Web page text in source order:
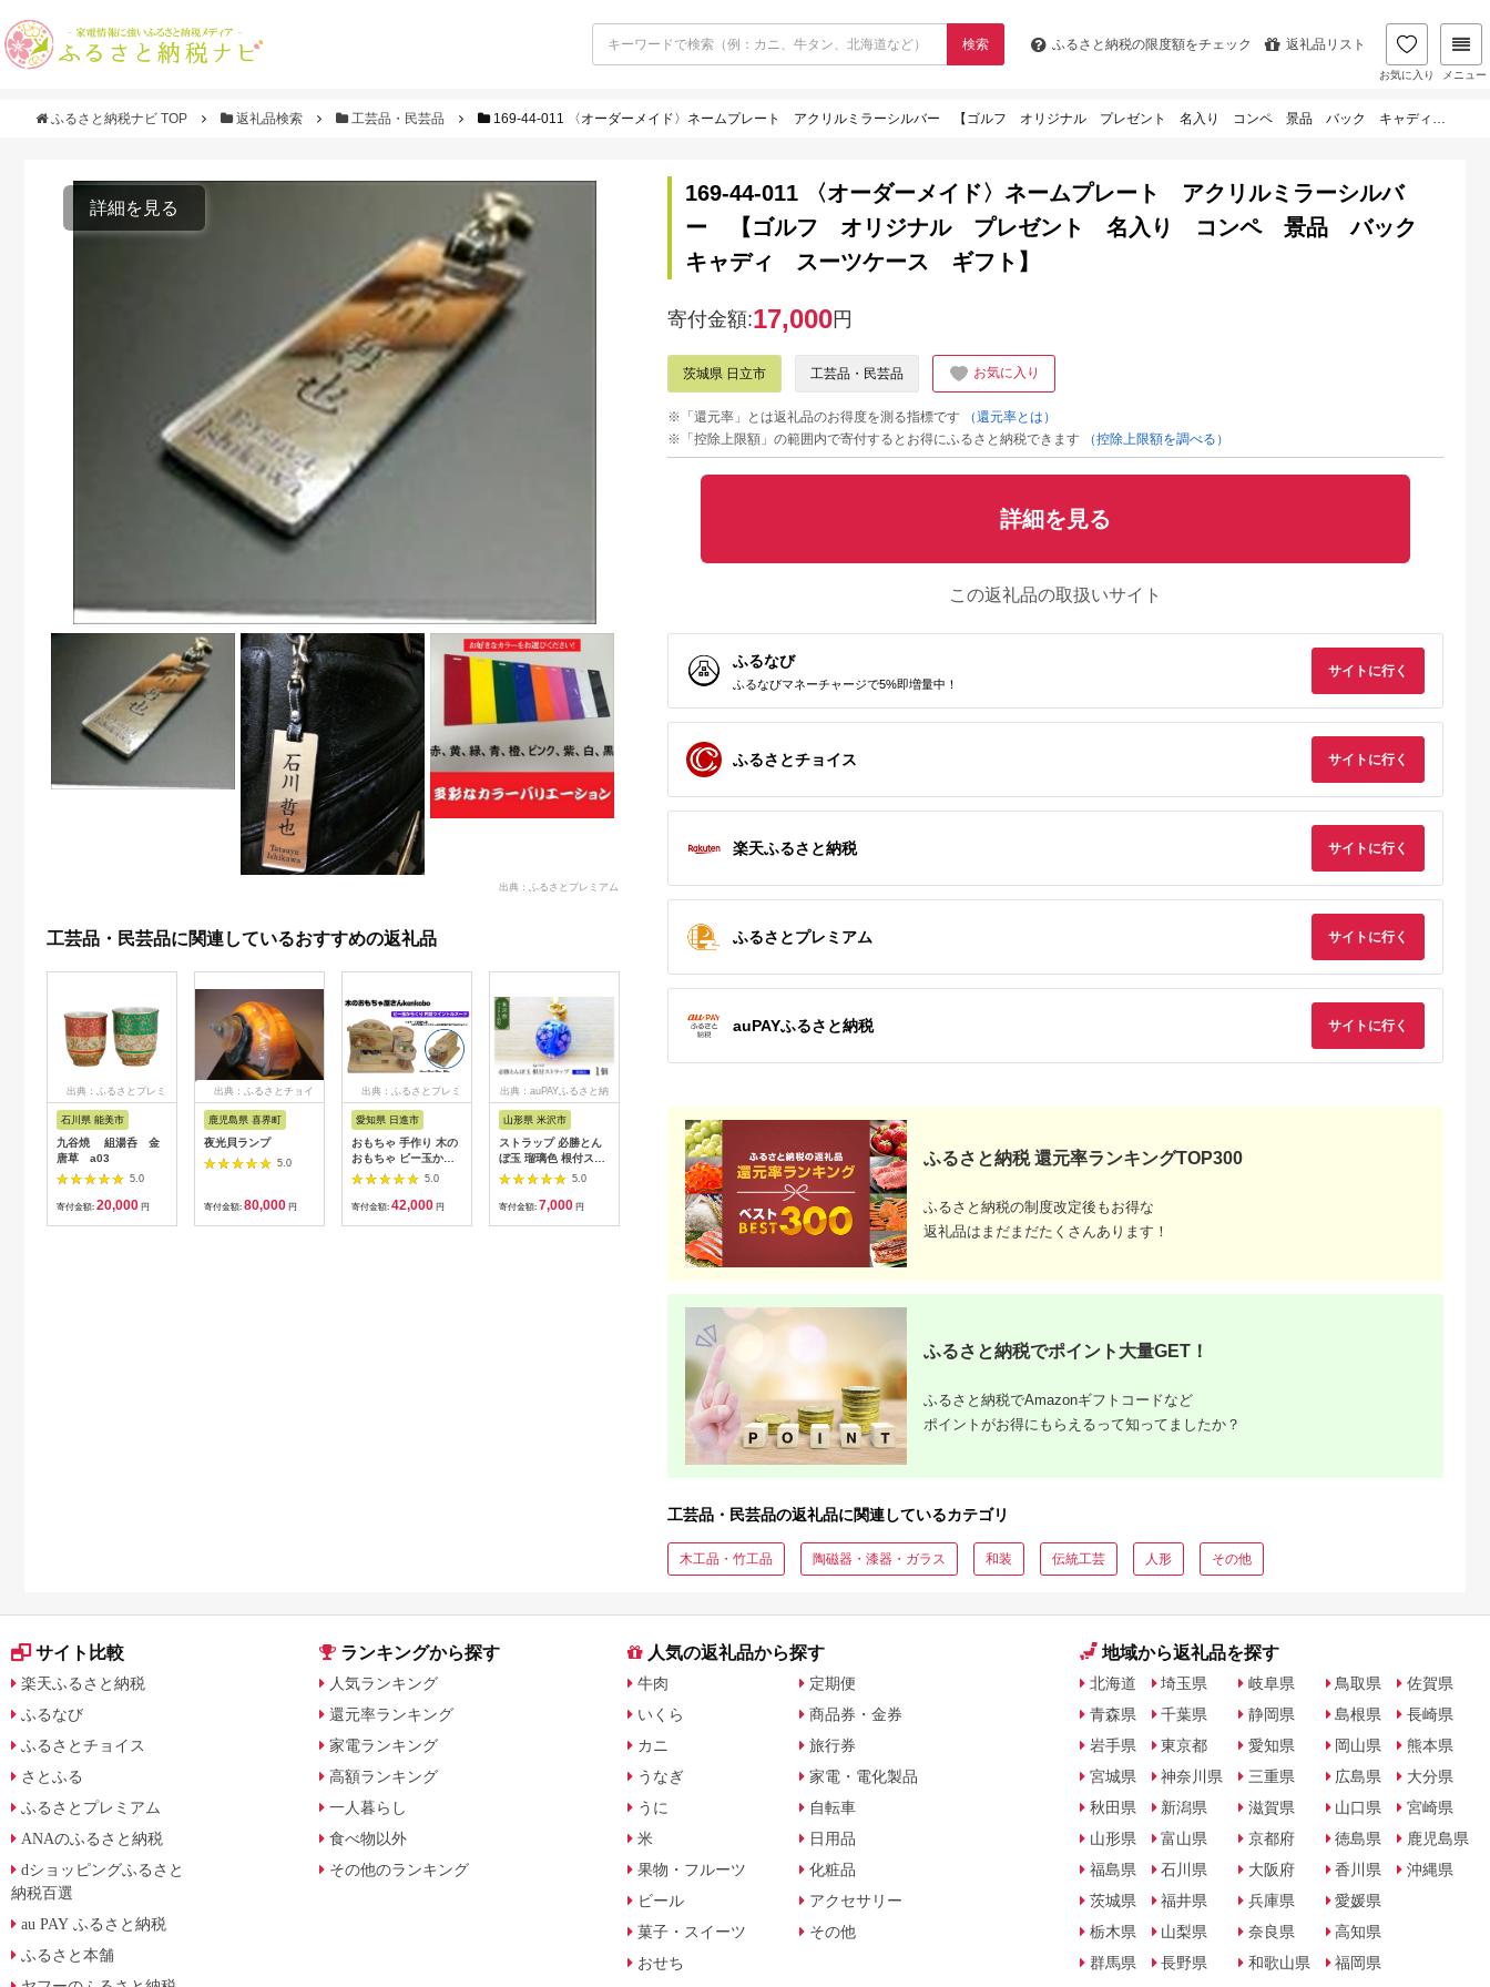
検索 ふるさと納税の限度額をチェック 返礼品リスト
お気に入り メニュー
ふるさと納税ナビ TOP 返礼品検索 工芸品・民芸品 169-44-011 〈オーダーメイド〉ネームプレート アクリルミラーシルバー 【ゴルフ オリジナル プレゼント 名入り コンペ 景品 バック キャディ スーツケース ギフト】
詳細を見る
出典：ふるさとプレミアム
工芸品・民芸品に関連しているおすすめの返礼品
出典：ふるさとプレミ
石川県 能美市
九谷焼 組湯呑 金
唐草 a03
5.0
寄付金額: 20,000 円
出典：ふるさとチョイ
鹿児島県 喜界町
夜光貝ランプ
5.0
寄付金額: 80,000 円
出典：ふるさとプレミ
愛知県 日進市
おもちゃ 手作り 木の
おもちゃ ビー玉から
くり 円盤ツイントル
ネード からくり 玩具
赤ちゃん 子供 雑貨
5.0
寄付金額: 42,000 円
出典：auPAYふるさと納
山形県 米沢市
ストラップ 必勝とん
ぼ玉 瑠璃色 根付スト
ラップ 必勝祈願 雑貨
[103-003-BL]
5.0
寄付金額: 7,000 円
アム
東京都墨田区
パスケース グロッシ
ーハート 文庫屋大関
名刺入れ カードホル
ダー 名刺ケース 名刺
ホルダー カード入れ
定期入れ 定期ケース
雑貨 生活雑貨 小物 革
小物 革製品 本革 日用
品 民芸品 工芸品 東京
東京都 墨田区
5.0
寄付金額:46,000
税
新潟県 長岡市
38-01A栃尾てまり
（きく）
5.0
寄付金額:12,000円
アム
CHIGASAKI インテリ
帽子岩デザイン さわ
お店 寝室 リビング 玄
寄付金額: 62,000円
アム
ス 縁繋ぎ 琥珀纏 瑠璃
芸 酒器 民芸品 クリス
区 】
寄付金額:143,000
もちゃばこ 65cm幅 (
169-44-011 〈オーダーメイド〉ネームプレート アクリルミラーシルバ
ー 【ゴルフ オリジナル プレゼント 名入り コンペ 景品 バック
キャディ スーツケース ギフト】
寄付金額:17,000円
茨城県 日立市 工芸品・民芸品 お気に入り
※「還元率」とは返礼品のお得度を測る指標です
（還元率とは）
※「控除上限額」の範囲内で寄付するとお得にふるさと納税できます
（控除上限額を調べる）
詳細を見る
この返礼品の取扱いサイト
ふるなび
ふるなびマネーチャージで5%即増量中！
サイトに行く
ふるさとチョイス サイトに行く
楽天ふるさと納税 サイトに行く
ふるさとプレミアム サイトに行く
auPAYふるさと納税 サイトに行く
ふるさと納税 還元率ランキングTOP300
ふるさと納税の制度改定後もお得な
返礼品はまだまだたくさんあります！
ふるさと納税でポイント大量GET！
ふるさと納税でAmazonギフトコードなど
ポイントがお得にもらえるって知ってましたか？
工芸品・民芸品の返礼品に関連しているカテゴリ
木工品・竹工品 陶磁器・漆器・ガラス 和装 伝統工芸 人形 その他
サイト比較
楽天ふるさと納税
ふるなび
ふるさとチョイス
さとふる
ふるさとプレミアム
ANAのふるさと納税
dショッピングふるさと
納税百選
au PAY ふるさと納税
ふるさと本舗
ランキングから探す
人気ランキング
還元率ランキング
家電ランキング
高額ランキング
一人暮らし
食べ物以外
その他のランキング
人気の返礼品から探す
牛肉
いくら
カニ
うなぎ
うに
米
果物・フルーツ
ビール
菓子・スイーツ
おせち
定期便
商品券・金券
旅行券
家電・電化製品
自転車
日用品
化粧品
アクセサリー
その他
地域から返礼品を探す
北海道
青森県
岩手県
宮城県
秋田県
山形県
福島県
茨城県
栃木県
群馬県
埼玉県
千葉県
東京都
神奈川県
新潟県
富山県
石川県
福井県
山梨県
長野県
岐阜県
静岡県
愛知県
三重県
滋賀県
京都府
大阪府
兵庫県
奈良県
和歌山県
鳥取県
島根県
岡山県
広島県
山口県
徳島県
香川県
愛媛県
高知県
福岡県
佐賀県
長崎県
熊本県
大分県
宮崎県
鹿児島県
沖縄県